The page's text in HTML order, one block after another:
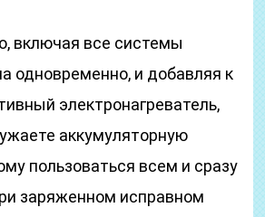
включая все системы
одновременно, и добавляя к
электронагреватель,
аккумуляторную
пользоваться всем и сразу
заряженном исправном